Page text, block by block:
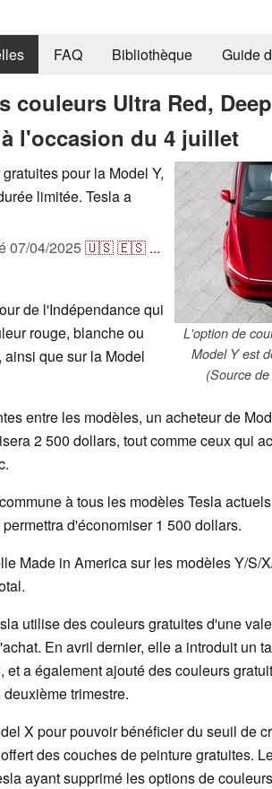
FAQ Bibliothèque Guide
couleurs Ultra Red,
l'occasion du 4 juillet
L'option de
Model Y est
(Source
pour la Model Y,
limitée. Tesla a
07/04/2025🇺🇸🇪🇸 ...
de l'Indépendance qui
rouge, blanche ou
que sur la Model
entre les modèles, un acheteur de
2 500 dollars, tout comme ceux qui
à tous les modèles Tesla
d'économiser 1 500 dollars.
Made in America sur les modèles Y/S/
utilise des couleurs gratuites d'une
En avril dernier, elle a introduit un
a également ajouté des couleurs
trimestre.
X pour pouvoir bénéficier du seuil de
des couches de peinture gratuites.
ayant supprimé les options de